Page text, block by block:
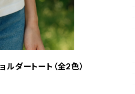
ルダートート（全2色）